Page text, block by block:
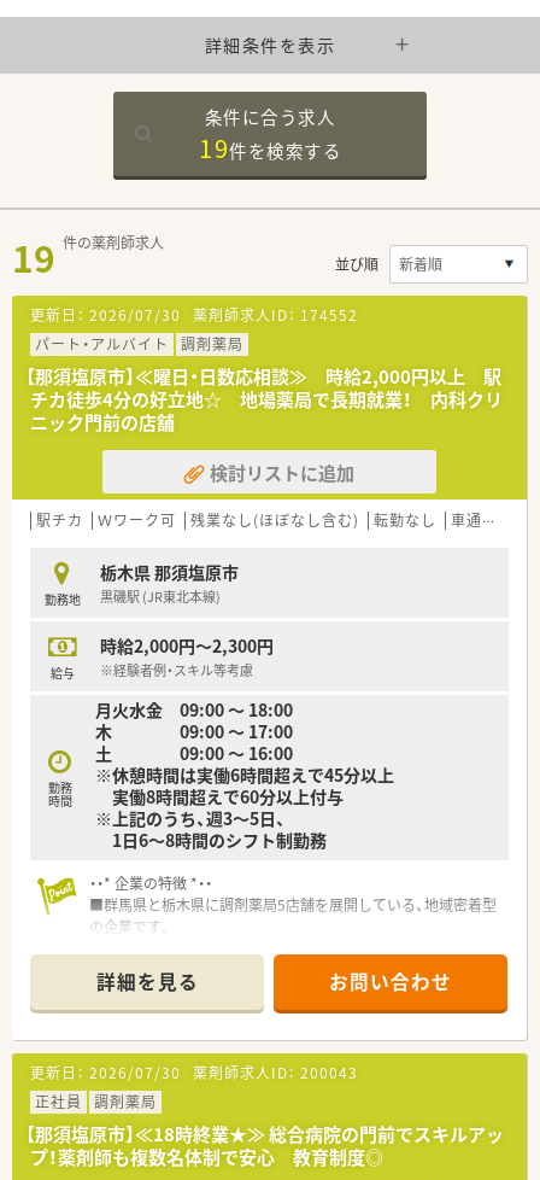
詳細条件を表示
条件に合う求人
19件を検索する
19 件の薬剤師求人
並び順
更新日： 2026/07/30 薬剤師求人ID： 174552
パート・アルバイト
調剤薬局
【那須塩原市】≪曜日・日数応相談≫ 時給2,000円以上 駅
チカ徒歩4分の好立地☆ 地場薬局で長期就業！ 内科クリ
ニック門前の店舗
検討リストに追加
駅チカ Ｗワーク可 残業なし(ほぼなし含む) 転勤なし 車通勤可
勤務地
栃木県 那須塩原市
黒磯駅 (JR東北本線)
給与
時給2,000円～2,300円
※経験者例・スキル等考慮
勤務
時間
月火水金 09:00 ～ 18:00
木 09:00 ～ 17:00
土 09:00 ～ 16:00
※休憩時間は実働6時間超えで45分以上
実働8時間超えで60分以上付与
※上記のうち、週3～5日、
1日6～8時間のシフト制勤務
・・* 企業の特徴 *・・
■群馬県と栃木県に調剤薬局5店舗を展開している、地域密着型
の企業です。
詳細を見る お問い合わせ
更新日： 2026/07/30 薬剤師求人ID： 200043
正社員
調剤薬局
【那須塩原市】≪18時終業★≫ 総合病院の門前でスキルアッ
プ！薬剤師も複数名体制で安心 教育制度◎